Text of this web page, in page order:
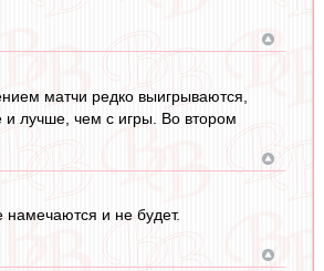
матчи редко выигрываются,
и лучше, чем с игры. Во втором
намечаются и не будет.